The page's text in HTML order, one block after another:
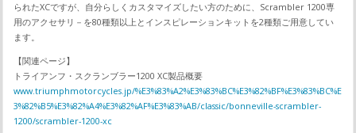
られたXCですが、自分らしくカスタマイズしたい方のために、Scrambler 1200専
用のアクセサリ－を80種類以上とインスピレーションキットを2種類ご用意してい
ます。
【関連ページ】
トライアンフ・スクランブラー1200 XC製品概要
www.triumphmotorcycles.jp/%E3%83%A2%E3%83%BC%E3%82%BF%E3%83%BC%E
3%82%B5%E3%82%A4%E3%82%AF%E3%83%AB/classic/bonneville-scrambler-
1200/scrambler-1200-xc